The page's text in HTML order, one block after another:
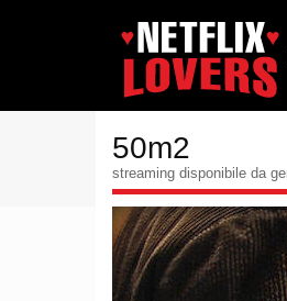
50m2
streaming disponibile da